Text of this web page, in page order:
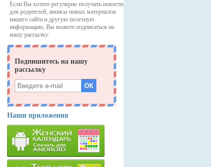
Если Вы хотите регулярно получать новости
для родителей, анонсы новых материалов
нашего сайта и другую полезную
информацию, Вы можете подписаться на
нашу рассылку:
Наши приложения